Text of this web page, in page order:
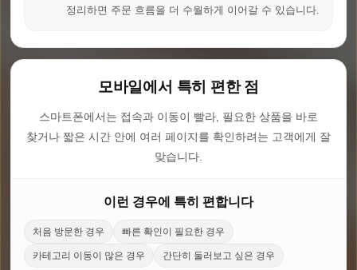
정리하면 주문 흐름을 더 수월하게 이어갈 수 있습니다.
모바일에서 특히 편한 점
스마트폰에서는 접속과 이동이 빨라, 필요한 상품을 바로
찾거나 짧은 시간 안에 여러 페이지를 확인하려는 고객에게 잘
맞습니다.
이런 경우에 특히 편합니다
처음 방문한 경우 빠른 확인이 필요한 경우
카테고리 이동이 많은 경우 간단히 둘러보고 싶은 경우